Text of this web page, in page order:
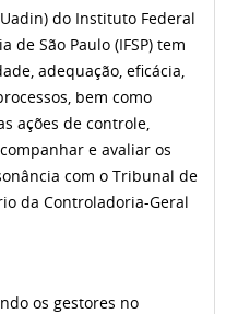
do Instituto Federal
de São Paulo (IFSP) tem
adequação, eficácia,
bem como
ações de controle,
e avaliar os
com o Tribunal de
da Controladoria-Geral
os gestores no